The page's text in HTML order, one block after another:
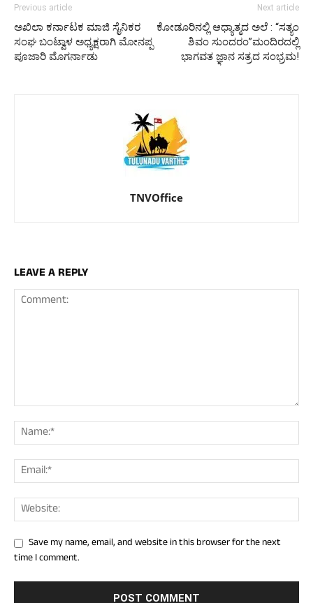
Previous article
ಅಖಿಲಾ ಕರ್ನಾಟಕ ಮಾಜಿ ಸೈನಿಕರ
ಸಂಘ ಬಂಟ್ವಾಳ ಅಧ್ಯಕ್ಷರಾಗಿ ಮೋನಪ್ಪ
ಪೂಜಾರಿ ಮೊಗರ್ನಾಡು
Next article
​ಕೋಡೂರಿನಲ್ಲಿ ಆಧ್ಯಾತ್ಮದ ಅಲೆ : “ಸತ್ಯಂ
ಶಿವಂ ಸುಂದರಂ”ಮಂದಿರದಲ್ಲಿ
ಭಾಗವತ ಜ್ಞಾನ ಸತ್ರದ ಸಂಭ್ರಮ!
TNVOffice
LEAVE A REPLY
Save my name, email, and website in this browser for the next
time I comment.